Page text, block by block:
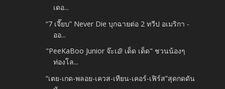
เดอ...
“7 เจี๊ยบ” Never Die บุกฉายต่อ 2 ทวีป อเมริกา -
ออ...
"PeeKaBoo Junior จ๊ะเอ๋! เด็ด เด็ด" ชวนน้องๆ
ท่องโล...
“เตย-เกด-พลอย-เควส-เทียน-เคอร์-เฟิร์ส”สุดกดดัน